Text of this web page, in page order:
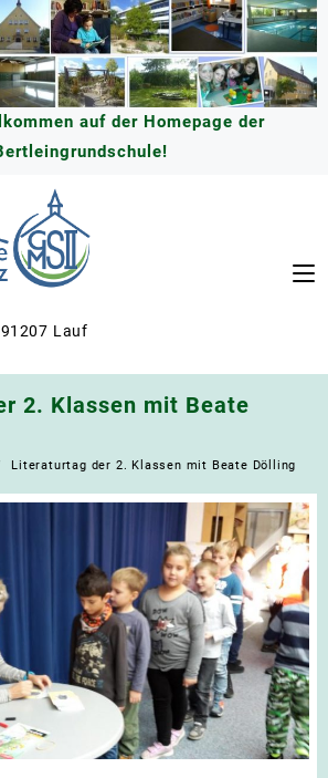
auf der Homepage der
Lauf
2. Klassen mit Beate
Literaturtag der 2. Klassen mit Beate Dölling